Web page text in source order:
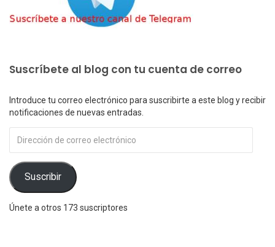
Suscríbete al blog con tu cuenta de correo
Introduce tu correo electrónico para suscribirte a este blog y recibir
notificaciones de nuevas entradas.
de
correo
electrónico
Suscribir
Únete a otros 173 suscriptores